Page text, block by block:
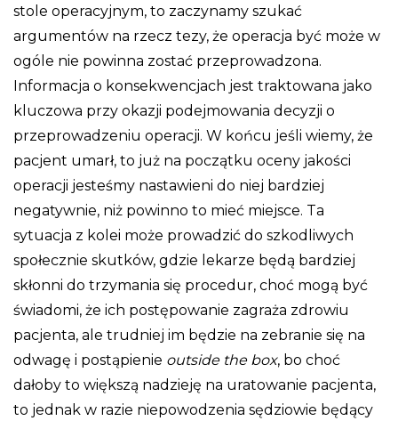
stole operacyjnym, to zaczynamy szukać
argumentów na rzecz tezy, że operacja być może w
ogóle nie powinna zostać przeprowadzona.
Informacja o konsekwencjach jest traktowana jako
kluczowa przy okazji podejmowania decyzji o
przeprowadzeniu operacji. W końcu jeśli wiemy, że
pacjent umarł, to już na początku oceny jakości
operacji jesteśmy nastawieni do niej bardziej
negatywnie, niż powinno to mieć miejsce. Ta
sytuacja z kolei może prowadzić do szkodliwych
społecznie skutków, gdzie lekarze będą bardziej
skłonni do trzymania się procedur, choć mogą być
świadomi, że ich postępowanie zagraża zdrowiu
pacjenta, ale trudniej im będzie na zebranie się na
odwagę i postąpienie outside the box, bo choć
dałoby to większą nadzieję na uratowanie pacjenta,
to jednak w razie niepowodzenia sędziowie będący